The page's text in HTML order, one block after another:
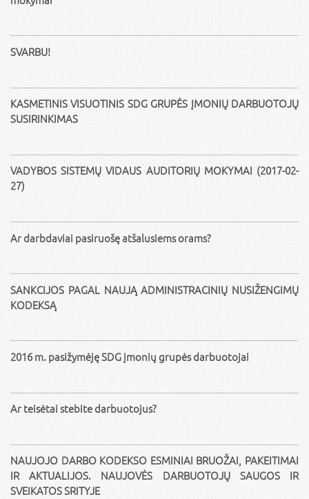
SVARBU!
KASMETINIS VISUOTINIS SDG GRUPĖS ĮMONIŲ DARBUOTOJŲ
SUSIRINKIMAS
VADYBOS SISTEMŲ VIDAUS AUDITORIŲ MOKYMAI (2017-02-
27)
Ar darbdaviai pasiruošę atšalusiems orams?
SANKCIJOS PAGAL NAUJĄ ADMINISTRACINIŲ NUSIŽENGIMŲ
KODEKSĄ
2016 m. pasižymėję SDG įmonių grupės darbuotojai
Ar teisėtai stebite darbuotojus?
NAUJOJO DARBO KODEKSO ESMINIAI BRUOŽAI, PAKEITIMAI
IR AKTUALIJOS. NAUJOVĖS DARBUOTOJŲ SAUGOS IR
SVEIKATOS SRITYJE